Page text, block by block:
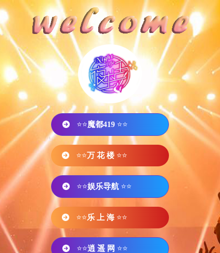
⭐⭐魔都419 ⭐⭐
⭐⭐万 花 楼 ⭐⭐
⭐⭐娱乐导航 ⭐⭐
⭐⭐乐 上 海 ⭐⭐
⭐⭐逍 遥 网 ⭐⭐